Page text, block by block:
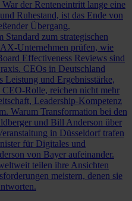
War der Renteneintritt lange eine
Ruhestand, ist das Ende von
Übergang.
zum strategischen
Unternehmen prüfen, wie
Effectiveness Reviews sind
CEOs in Deutschland
Leistung und Ergebnisstärke,
Rolle, reichen nicht mehr
Leadership-Kompetenz
Warum Transformation bei den
und Bill Anderson über
in Düsseldorf trafen
für Digitales und
von Bayer aufeinander.
teilen ihre Ansichten
meistern, denen sie